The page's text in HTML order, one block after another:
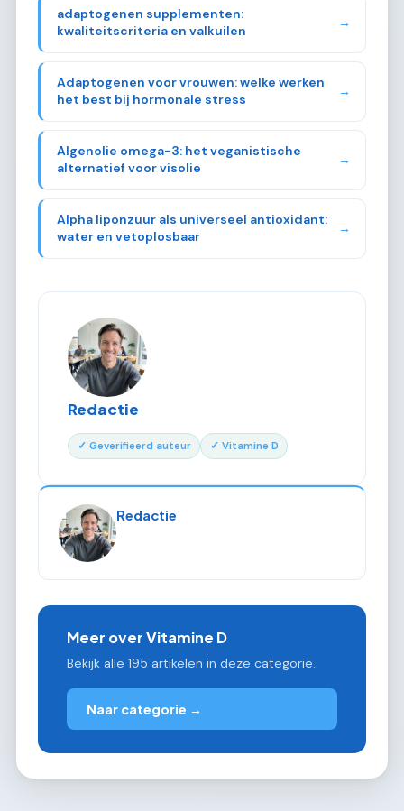
adaptogenen supplementen:
kwaliteitscriteria en valkuilen
→
Adaptogenen voor vrouwen: welke werken
het best bij hormonale stress
→
Algenolie omega-3: het veganistische
alternatief voor visolie
→
Alpha liponzuur als universeel antioxidant:
water en vetoplosbaar
→
Redactie
✓ Geverifieerd auteur ✓ Vitamine D
Redactie
Meer over Vitamine D
Bekijk alle 195 artikelen in deze categorie.
Naar categorie →